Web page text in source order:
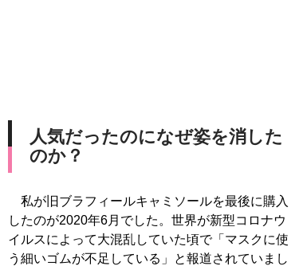
人気だったのになぜ姿を消した
のか？
私が旧ブラフィールキャミソールを最後に購入
したのが2020年6月でした。世界が新型コロナウ
イルスによって大混乱していた頃で「マスクに使
う細いゴムが不足している」と報道されていまし